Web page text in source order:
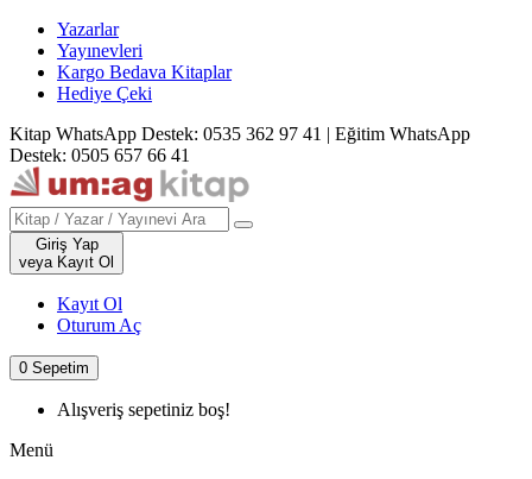
Yazarlar
Yayınevleri
Kargo Bedava Kitaplar
Hediye Çeki
Kitap WhatsApp Destek: 0535 362 97 41 | Eğitim WhatsApp
Destek: 0505 657 66 41
Giriş Yap
veya Kayıt Ol
Kayıt Ol
Oturum Aç
0 Sepetim
Alışveriş sepetiniz boş!
Menü